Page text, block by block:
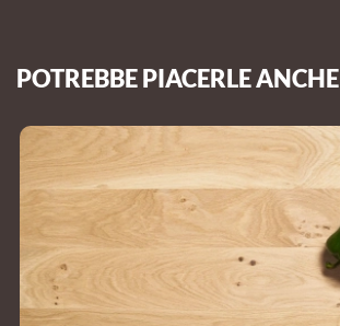
POTREBBE PIACERLE ANCHE